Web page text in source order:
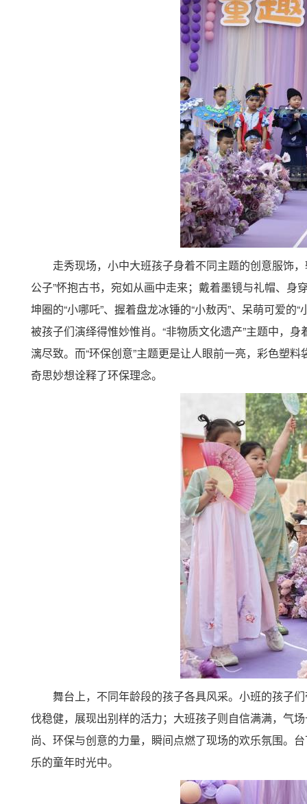
走秀现场，小中大班孩子身着不同主题的创意服饰
公子”怀抱古书，宛如从画中走来；戴着墨镜与礼帽、身
坤圈的“小哪吒”、握着盘龙冰锤的“小敖丙”、呆萌可爱
被孩子们演绎得惟妙惟肖。“非物质文化遗产”主题中，
漓尽致。而“环保创意”主题更是让人眼前一亮，彩色塑
奇思妙想诠释了环保理念。
舞台上，不同年龄段的孩子各具风采。小班的孩子
伐稳健，展现出别样的活力；大班孩子则自信满满，气
尚、环保与创意的力量，瞬间点燃了现场的欢乐氛围。
乐的童年时光中。